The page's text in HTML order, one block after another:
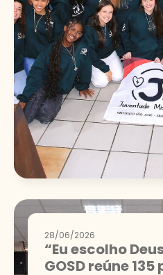
28/06/2026
“Eu escolho
GOSD reúne